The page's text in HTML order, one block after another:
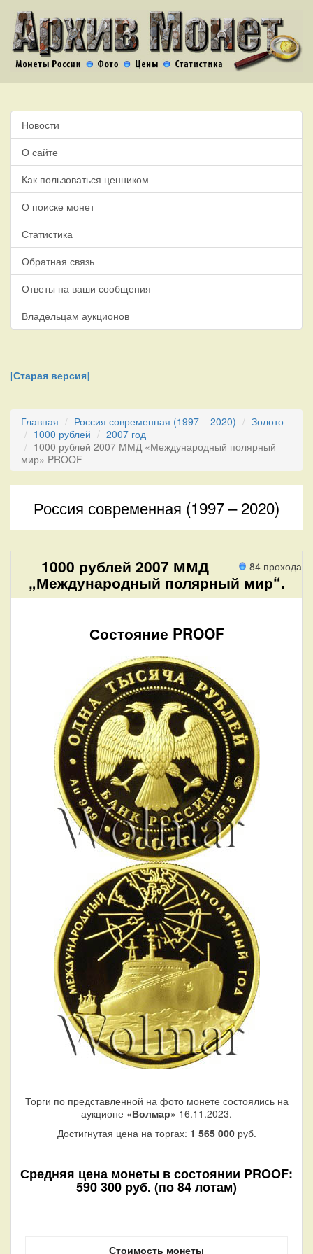
Новости
О сайте
Как пользоваться ценником
О поиске монет
Статистика
Обратная связь
Ответы на ваши сообщения
Владельцам аукционов
[Старая версия]
Главная Россия современная (1997 – 2020)
Золото
1000 рублей
2007 год
1000 рублей 2007 ММД «Международный полярный
мир» PROOF
Россия современная (1997 – 2020)
84 прохода
1000 рублей 2007 ММД
„Международный полярный мир“.
Состояние PROOF
Торги по представленной на фото монете состоялись на
аукционе «Волмар» 16.11.2023.
Достигнутая цена на торгах: 1 565 000руб.
Средняя цена монеты в состоянии PROOF:
590 300 руб. (по 84 лотам)
Стоимость монеты